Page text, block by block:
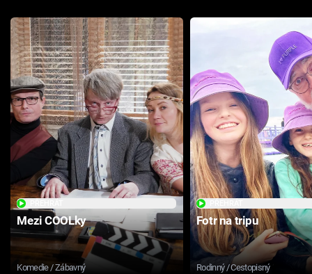
Mezi COOLky
Komedie / Zábavný
Fotr na tripu
Rodinný / Cestopisný